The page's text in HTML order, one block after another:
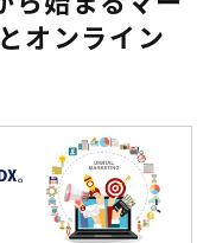
導入・運用
融機関向け】マーケティ
オンライン